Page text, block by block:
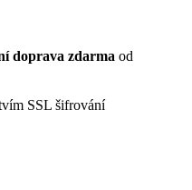
doprava zdarma od
SSL šifrování